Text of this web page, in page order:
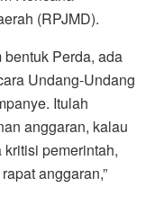
(RPJMD).
bentuk Perda, ada
Undang-Undang
Itulah
anggaran, kalau
pemerintah,
anggaran,”